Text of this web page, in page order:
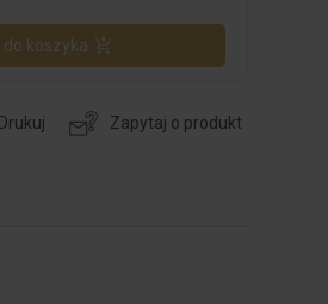
do koszyka
Drukuj Zapytaj o produkt